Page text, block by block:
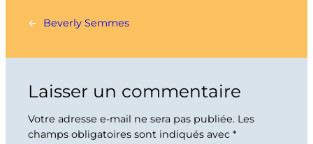
← Beverly Semmes
Laisser un commentaire
Votre adresse e-mail ne sera pas publiée. Les
champs obligatoires sont indiqués avec *